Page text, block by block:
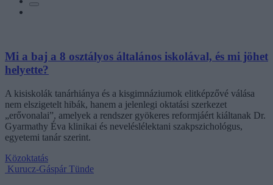
Mi a baj a 8 osztályos általános iskolával, és mi jöhet
helyette?
A kisiskolák tanárhiánya és a kisgimnáziumok elitképzővé válása
nem elszigetelt hibák, hanem a jelenlegi oktatási szerkezet
„erővonalai”, amelyek a rendszer gyökeres reformjáért kiáltanak Dr.
Gyarmathy Éva klinikai és neveléslélektani szakpszichológus,
egyetemi tanár szerint.
Közoktatás
Kurucz-Gáspár Tünde